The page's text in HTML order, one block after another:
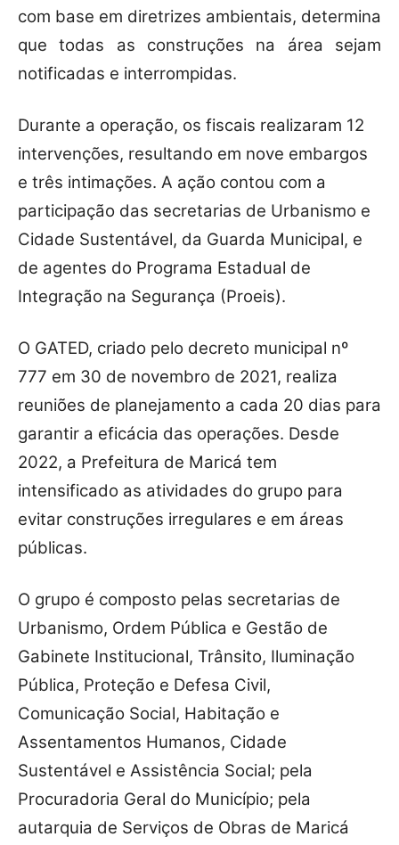
com base em diretrizes ambientais, determina
que todas as construções na área sejam
notificadas e interrompidas.
Durante a operação, os fiscais realizaram 12
intervenções, resultando em nove embargos
e três intimações. A ação contou com a
participação das secretarias de Urbanismo e
Cidade Sustentável, da Guarda Municipal, e
de agentes do Programa Estadual de
Integração na Segurança (Proeis).
O GATED, criado pelo decreto municipal nº
777 em 30 de novembro de 2021, realiza
reuniões de planejamento a cada 20 dias para
garantir a eficácia das operações. Desde
2022, a Prefeitura de Maricá tem
intensificado as atividades do grupo para
evitar construções irregulares e em áreas
públicas.
O grupo é composto pelas secretarias de
Urbanismo, Ordem Pública e Gestão de
Gabinete Institucional, Trânsito, Iluminação
Pública, Proteção e Defesa Civil,
Comunicação Social, Habitação e
Assentamentos Humanos, Cidade
Sustentável e Assistência Social; pela
Procuradoria Geral do Município; pela
autarquia de Serviços de Obras de Maricá